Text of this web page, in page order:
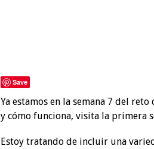
Save
Ya estamos en la semana 7 del reto
y cómo funciona, visita la primera
Estoy tratando de incluir una